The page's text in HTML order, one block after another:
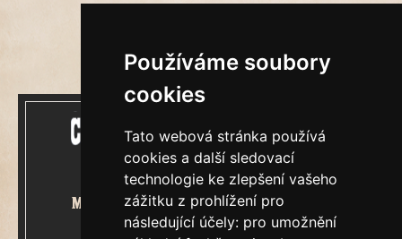
Používáme soubory
cookies
Tato webová stránka používá
cookies a další sledovací
technologie ke zlepšení vašeho
zážitku z prohlížení pro
následující účely: pro umožnění
Mecenášem Cimrmanova Zpravodaje
je společnost